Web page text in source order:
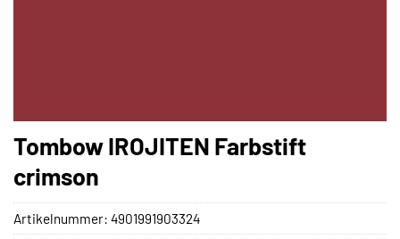
Tombow IROJITEN Farbstift
crimson
Artikelnummer: 4901991903324